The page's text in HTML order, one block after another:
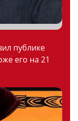
публике
его на 21